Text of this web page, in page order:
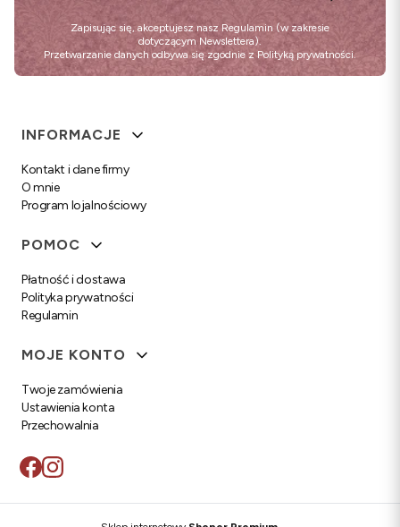
Zapisując się, akceptujesz nasz Regulamin (w zakresie
dotyczącym Newslettera).
Przetwarzanie danych odbywa się zgodnie z Polityką prywatności.
Linki w stopce
INFORMACJE
Kontakt i dane firmy
O mnie
Program lojalnościowy
POMOC
Płatność i dostawa
Polityka prywatności
Regulamin
MOJE KONTO
Twoje zamówienia
Ustawienia konta
Przechowalnia